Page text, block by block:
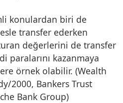
konulardan biri de
transfer ederken
değerlerini de transfer
paralarını kazanmaya
örnek olabilir. (Wealth
2000, Bankers Trust
Bank Group)